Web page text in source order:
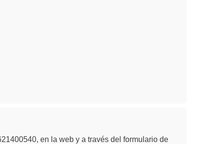
en la web y a través del formulario de